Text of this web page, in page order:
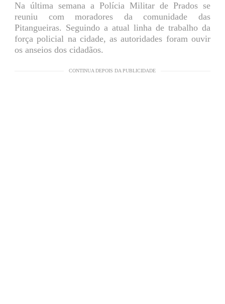
Na última semana a Polícia Militar de Prados se
reuniu com moradores da comunidade das
Pitangueiras. Seguindo a atual linha de trabalho da
força policial na cidade, as autoridades foram ouvir
os anseios dos cidadãos.
CONTINUA DEPOIS DA PUBLICIDADE